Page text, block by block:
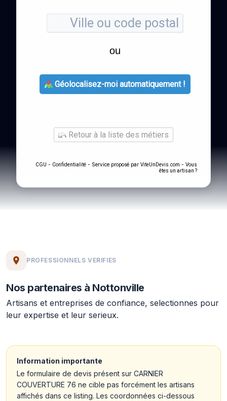
ou
Géolocalisez-moi automatiquement !
Retour à la liste des métiers
CGU - Confidentialité - Service proposé par ViteUnDevis.com - Vous
êtes un artisan ?
PROFESSIONNELS VERIFIES
Nos partenaires à Nottonville
Artisans et entreprises de confiance, selectionnes pour
leur expertise et leur serieux.
Information importante
Le formulaire de devis présent sur CARNIER
COUVERTURE 76 ne cible pas forcément les artisans
affichés dans ce listing. Les coordonnées ci-dessous